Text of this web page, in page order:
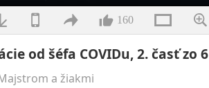
trvání 160
od šéfa COVIDu, 2. časť zo 6
a žiakmi